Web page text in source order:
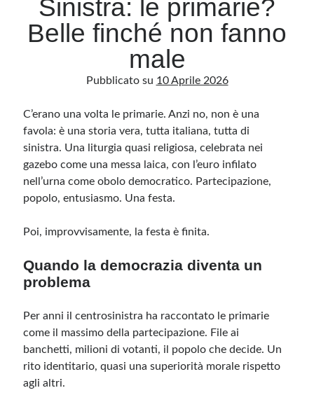
Categorie
Categorie
Questo blog non rappresenta una testata giornalistica, in quanto viene aggiornato
pubblicato dai lettori nei commenti ai vari post. Saranno comunque cancellati quelli
ritenuti offensivi o lesivi dell’immagine o dell’onorabilità di terzi, di genere spam,
considerate di pubblico dominio. Qualora la loro pubblicazione violasse eventuali
diritti d’autore, vi invito a comunicarlo via e-mail a info[at]dinovalle.it e saranno
immediatamente rimosse. L’autore del blog non è responsabile dei siti collegati
tramite link né del loro contenuto, che può essere soggetto a variazioni nel tempo.
Meta
Feed dei contenuti
Sinistra: le primarie?
Belle finché non fanno
male
Pubblicato su 10 Aprile 2026
C’erano una volta le primarie. Anzi no, non è una
favola: è una storia vera, tutta italiana, tutta di
sinistra. Una liturgia quasi religiosa, celebrata nei
gazebo come una messa laica, con l’euro infilato
nell’urna come obolo democratico. Partecipazione,
popolo, entusiasmo. Una festa.
Poi, improvvisamente, la festa è finita.
Quando la democrazia diventa un
problema
Per anni il centrosinistra ha raccontato le primarie
come il massimo della partecipazione. File ai
banchetti, milioni di votanti, il popolo che decide. Un
rito identitario, quasi una superiorità morale rispetto
agli altri.